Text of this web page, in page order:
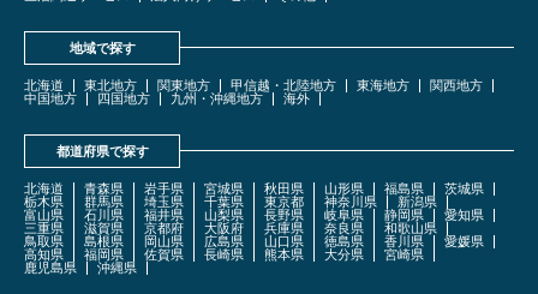
地域で探す
北海道 東北地方 関東地方 甲信越・北陸地方 東海地方
関西地方
中国地方
四国地方 九州・沖縄地方 海外
都道府県で探す
北海道 青森県 岩手県 宮城県 秋田県 山形県 福島県
茨城県
栃木県
群馬県 埼玉県 千葉県 東京都 神奈川県
新潟県
富山県
石川県 福井県 山梨県 長野県 岐阜県 静岡県
愛知県
三重県
滋賀県 京都府 大阪府 兵庫県 奈良県
和歌山県
鳥取県
島根県 岡山県 広島県 山口県 徳島県 香川県
愛媛県
高知県
福岡県 佐賀県 長崎県 熊本県 大分県
宮崎県
鹿児島県
沖縄県